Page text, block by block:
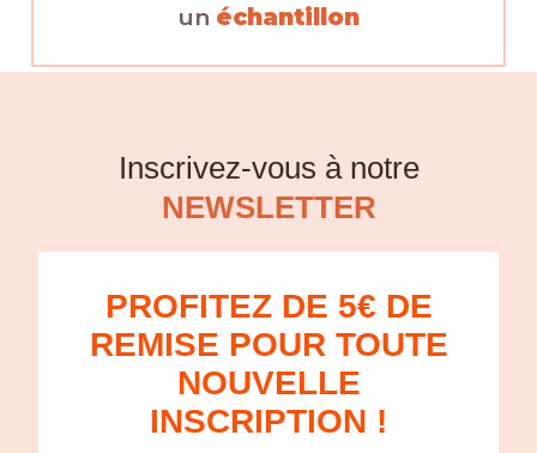
un échantillon
Inscrivez-vous à notre
NEWSLETTER
PROFITEZ DE 5€ DE
REMISE POUR TOUTE
NOUVELLE
INSCRIPTION !